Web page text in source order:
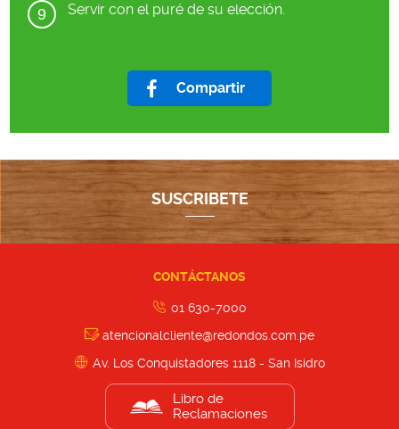
Servir con el puré de su elección.
Compartir
SUSCRIBETE
CONTÁCTANOS
01 630-7000
atencionalcliente@redondos.com.pe
Av. Los Conquistadores 1118 - San Isidro
Libro de
Reclamaciones